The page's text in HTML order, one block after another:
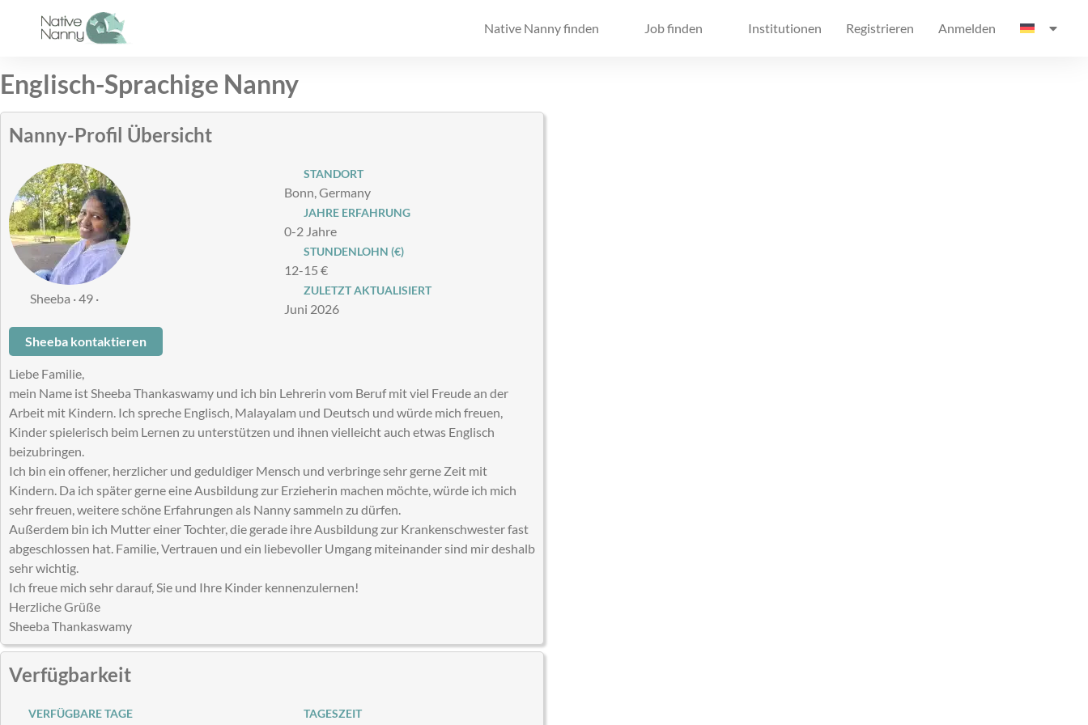
Native Nanny finden Job finden Institutionen Registrieren Anmelden
Englisch-Sprachige Nanny
Nanny-Profil Übersicht
Sheeba · 49 ·
STANDORT
Bonn, Germany
JAHRE ERFAHRUNG
0-2 Jahre
STUNDENLOHN (€)
12-15 €
ZULETZT AKTUALISIERT
Juni 2026
Sheeba kontaktieren
Liebe Familie,
mein Name ist Sheeba Thankaswamy und ich bin Lehrerin vom Beruf mit viel Freude an der
Arbeit mit Kindern. Ich spreche Englisch, Malayalam und Deutsch und würde mich freuen,
Kinder spielerisch beim Lernen zu unterstützen und ihnen vielleicht auch etwas Englisch
beizubringen.
Ich bin ein offener, herzlicher und geduldiger Mensch und verbringe sehr gerne Zeit mit
Kindern. Da ich später gerne eine Ausbildung zur Erzieherin machen möchte, würde ich mich
sehr freuen, weitere schöne Erfahrungen als Nanny sammeln zu dürfen.
Außerdem bin ich Mutter einer Tochter, die gerade ihre Ausbildung zur Krankenschwester fast
abgeschlossen hat. Familie, Vertrauen und ein liebevoller Umgang miteinander sind mir deshalb
sehr wichtig.
Ich freue mich sehr darauf, Sie und Ihre Kinder kennenzulernen!
Herzliche Grüße
Sheeba Thankaswamy
Verfügbarkeit
VERFÜGBARE TAGE TAGESZEIT